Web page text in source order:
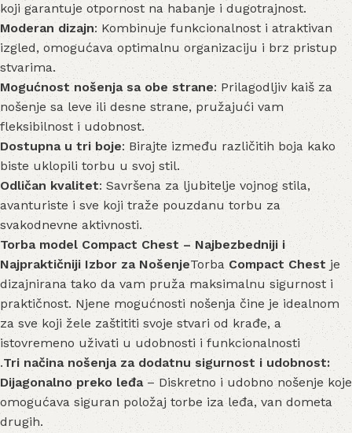
koji garantuje otpornost na habanje i dugotrajnost.
Moderan dizajn: Kombinuje funkcionalnost i atraktivan
izgled, omogućava optimalnu organizaciju i brz pristup
stvarima.
Mogućnost nošenja sa obe strane: Prilagodljiv kaiš za
nošenje sa leve ili desne strane, pružajući vam
fleksibilnost i udobnost.
Dostupna u tri boje: Birajte između različitih boja kako
biste uklopili torbu u svoj stil.
Odličan kvalitet: Savršena za ljubitelje vojnog stila,
avanturiste i sve koji traže pouzdanu torbu za
svakodnevne aktivnosti.
Torba model Compact Chest – Najbezbedniji i
Najpraktičniji Izbor za NošenjeTorba Compact Chest je
dizajnirana tako da vam pruža maksimalnu sigurnost i
praktičnost. Njene mogućnosti nošenja čine je idealnom
za sve koji žele zaštititi svoje stvari od krađe, a
istovremeno uživati u udobnosti i funkcionalnosti
.Tri načina nošenja za dodatnu sigurnost i udobnost:
Dijagonalno preko leđa– Diskretno i udobno nošenje koje
omogućava siguran položaj torbe iza leđa, van dometa
drugih.